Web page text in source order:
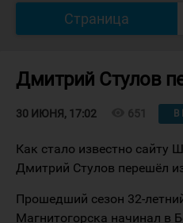
Страница
Дмитрий Стулов
30 ИЮНЯ, 17:02 651
Как стало известно сайту
Дмитрий Стулов перешёл
Прошедший сезон 32-
Магнитогорска начинал в